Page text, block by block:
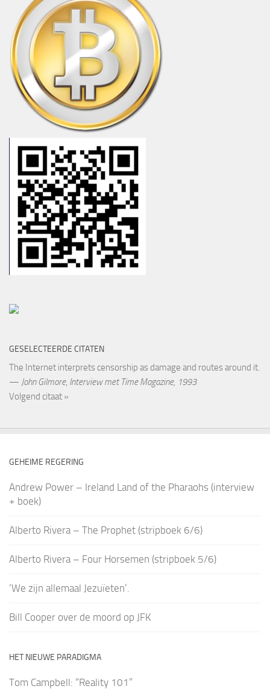
GESELECTEERDE CITATEN
The Internet interprets censorship as damage and routes around it.
— John Gilmore, Interview met Time Magazine, 1993
Volgend citaat »
GEHEIME REGERING
Andrew Power – Ireland Land of the Pharaohs (interview
+ boek)
Alberto Rivera – The Prophet (stripboek 6/6)
Alberto Rivera – Four Horsemen (stripboek 5/6)
‘We zijn allemaal Jezuïeten’.
Bill Cooper over de moord op JFK
HET NIEUWE PARADIGMA
Tom Campbell: “Reality 101”